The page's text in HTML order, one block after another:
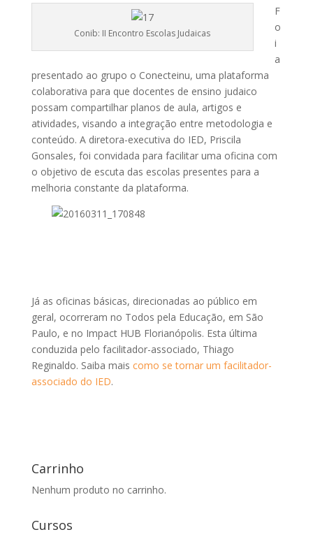
Conib: II Encontro Escolas Judaicas
F
o
i
a
presentado ao grupo o Conecteinu, uma plataforma
colaborativa para que docentes de ensino judaico
possam compartilhar planos de aula, artigos e
atividades, visando a integração entre metodologia e
conteúdo. A diretora-executiva do IED, Priscila
Gonsales, foi convidada para facilitar uma oficina com
o objetivo de escuta das escolas presentes para a
melhoria constante da plataforma.
Já as oficinas básicas, direcionadas ao público em
geral, ocorreram no Todos pela Educação, em São
Paulo, e no Impact HUB Florianópolis. Esta última
conduzida pelo facilitador-associado, Thiago
Reginaldo. Saiba mais como se tornar um facilitador-
associado do IED.
Carrinho
Nenhum produto no carrinho.
Cursos